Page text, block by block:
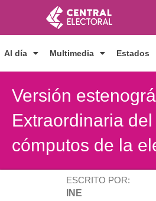
contenido
Al día Multimedia Estados
Versión
Extraordinaria
cómputos de la
ESCRITO POR:
INE